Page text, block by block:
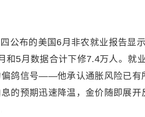
公布的美国6月非农就业报告显
和5月数据合计下修7.4万人。就
鸽信号——他承认通胀风险已有
的预期迅速降温，金价随即展开